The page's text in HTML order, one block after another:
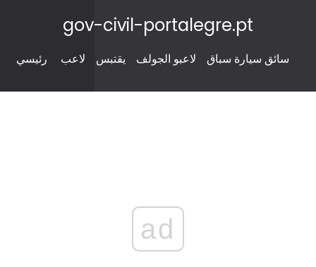
gov-civil-portalegre.pt
رئيسي لاعب يقتبس لاعبو الجولف سائق سيارة سباق
ad